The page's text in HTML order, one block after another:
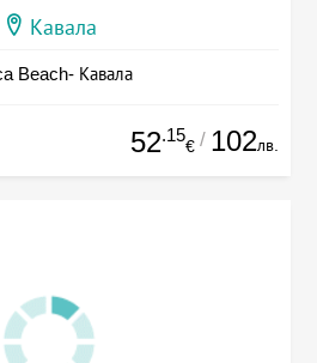
Кавала
Beach- Кавала
52.15
€ / 102лв.